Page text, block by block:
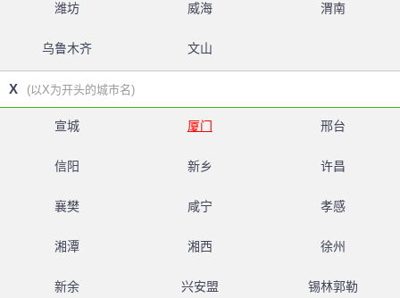
潍坊 威海 渭南
乌鲁木齐 文山
X (以X为开头的城市名)
宣城 厦门 邢台
信阳 新乡 许昌
襄樊 咸宁 孝感
湘潭 湘西 徐州
新余 兴安盟 锡林郭勒